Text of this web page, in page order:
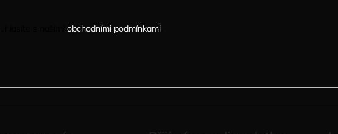
obchodními podmínkami.